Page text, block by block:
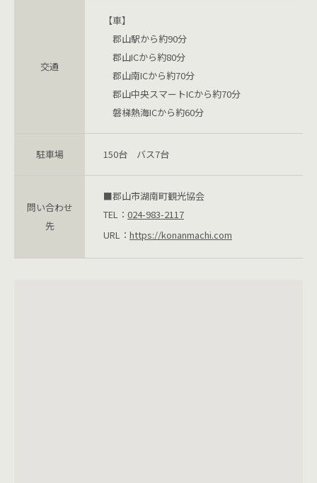
交通
【車】
郡山駅から約90分
郡山ICから約80分
郡山南ICから約70分
郡山中央スマートICから約70分
磐梯熱海ICから約60分
駐車場 150台 バス7台
問い合わせ
先
■郡山市湖南町観光協会
TEL： 024-983-2117
URL： https://konanmachi.com